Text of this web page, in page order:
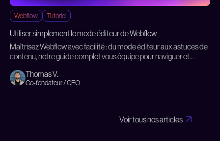
Webflow Tutoriel
Utiliser simplement le mode éditeur de Webflow
Maîtrisez Webflow avec facilité : du mode éditeur aux astuces de
contenu, notre guide complet vous équipe pour naviguer et
Thomas V.
Co-fondateur / CEO
Voir tous nos articles